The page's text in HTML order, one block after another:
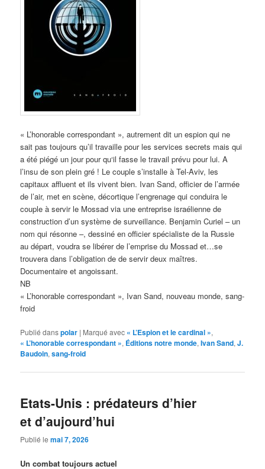
« L’honorable correspondant », autrement dit un espion qui ne
sait pas toujours qu’il travaille pour les services secrets mais qui
a été piégé un jour pour qu‘il fasse le travail prévu pour lui. A
l’insu de son plein gré ! Le couple s’installe à Tel-Aviv, les
capitaux affluent et ils vivent bien. Ivan Sand, officier de l’armée
de l’air, met en scène, décortique l’engrenage qui conduira le
couple à servir le Mossad via une entreprise israélienne de
construction d’un système de surveillance. Benjamin Curiel – un
nom qui résonne –, dessiné en officier spécialiste de la Russie
au départ, voudra se libérer de l’emprise du Mossad et…se
trouvera dans l’obligation de de servir deux maîtres.
Documentaire et angoissant.
NB
« L’honorable correspondant », Ivan Sand, nouveau monde, sang-
froid
Publié danspolar | Marqué avec « L’Espion et le cardinal »,
« L’honorable correspondant », Éditions notre monde,Ivan Sand,J.
Baudoin,sang-froid
Etats-Unis : prédateurs d’hier
et d’aujourd’hui
Publié lemai 7, 2026
Un combat toujours actuel